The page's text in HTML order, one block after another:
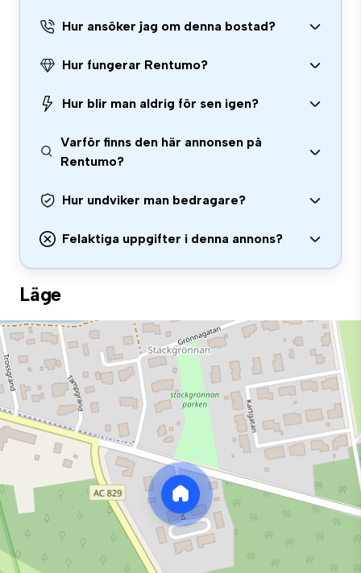
Hur ansöker jag om denna bostad?
Hur fungerar Rentumo?
Hur blir man aldrig för sen igen?
Varför finns den här annonsen på
Rentumo?
Hur undviker man bedragare?
Felaktiga uppgifter i denna annons?
Läge